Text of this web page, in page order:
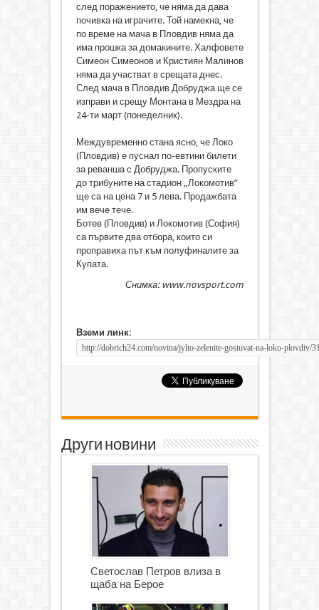
след поражението, че няма да дава
почивка на играчите. Той намекна, че
по време на мача в Пловдив няма да
има прошка за домакините. Халфовете
Симеон Симеонов и Кристиян Малинов
няма да участват в срещата днес.
След мача в Пловдив Добруджа ще се
изправи и срещу Монтана в Мездра на
24-ти март (понеделник).
Междувременно стана ясно, че Локо
(Пловдив) е пуснал по-евтини билети
за реванша с Добруджа. Пропуските
до трибуните на стадион „Локомотив”
ще са на цена 7 и 5 лева. Продажбата
им вече тече.
Ботев (Пловдив) и Локомотив (София)
са първите два отбора, които си
проправиха път към полуфиналите за
Купата.
Снимка: www.novsport.com
Вземи линк:
Други новини
Светослав Петров влиза в
щаба на Берое